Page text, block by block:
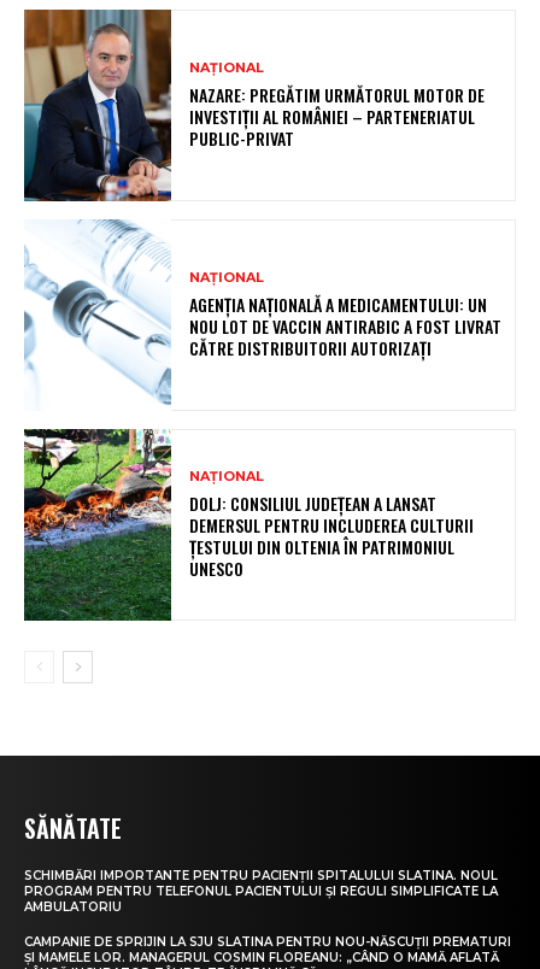
NAȚIONAL
NAZARE: PREGĂTIM URMĂTORUL MOTOR DE
INVESTIȚII AL ROMÂNIEI – PARTENERIATUL
PUBLIC-PRIVAT
NAȚIONAL
AGENȚIA NAȚIONALĂ A MEDICAMENTULUI: UN
NOU LOT DE VACCIN ANTIRABIC A FOST LIVRAT
CĂTRE DISTRIBUITORII AUTORIZAȚI
NAȚIONAL
DOLJ: CONSILIUL JUDEȚEAN A LANSAT
DEMERSUL PENTRU INCLUDEREA CULTURII
ȚESTULUI DIN OLTENIA ÎN PATRIMONIUL
UNESCO
SĂNĂTATE
SCHIMBĂRI IMPORTANTE PENTRU PACIENȚII SPITALULUI SLATINA. NOUL
PROGRAM PENTRU TELEFONUL PACIENTULUI ȘI REGULI SIMPLIFICATE LA
AMBULATORIU
CAMPANIE DE SPRIJIN LA SJU SLATINA PENTRU NOU-NĂSCUȚII PREMATURI
ȘI MAMELE LOR. MANAGERUL COSMIN FLOREANU: „CÂND O MAMĂ AFLATĂ